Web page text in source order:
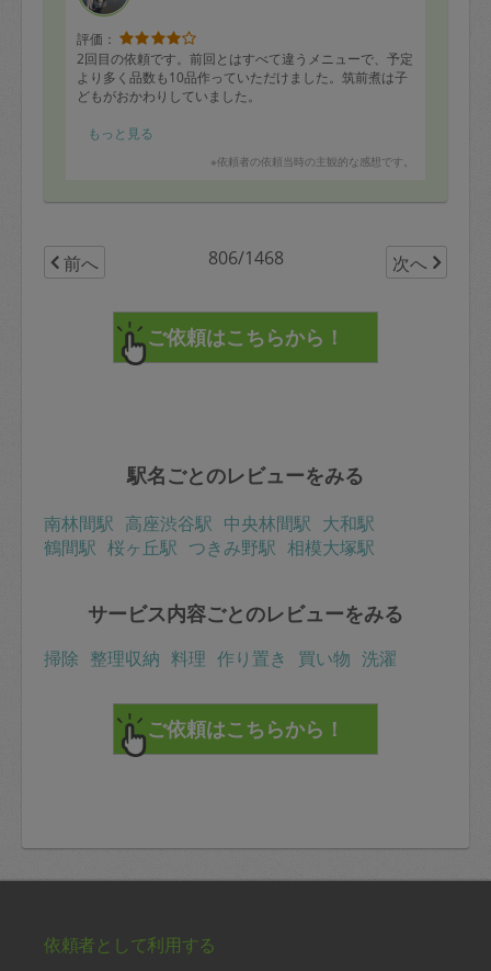
評価：
2回目の依頼です。前回とはすべて違うメニューで、予定
より多く品数も10品作っていただけました。筑前煮は子
どもがおかわりしていました。
ハンバーグで材料の入れ忘れや、交通費精算でお互いお
最後まできれいにやっていただけました。また次回もよ
もっと見る
※依頼者の依頼当時の主観的な感想です。
前へ 806/1468 次へ
駅名ごとのレビューをみる
南林間駅 高座渋谷駅 中央林間駅 大和駅
鶴間駅 桜ヶ丘駅 つきみ野駅 相模大塚駅
サービス内容ごとのレビューをみる
掃除 整理収納 料理 作り置き 買い物 洗濯
依頼者として利用する